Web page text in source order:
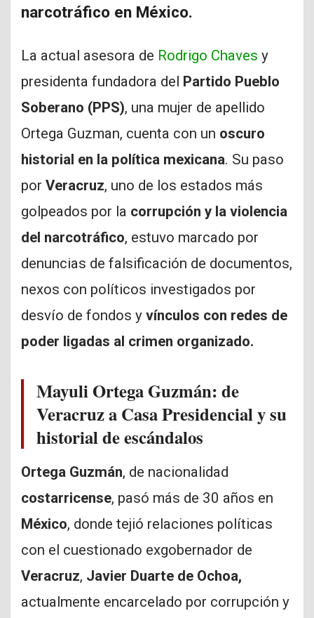
narcotráfico en México.
La actual asesora de Rodrigo Chaves y
presidenta fundadora del Partido Pueblo
Soberano (PPS), una mujer de apellido
Ortega Guzman, cuenta con un oscuro
historial en la política mexicana. Su paso
por Veracruz, uno de los estados más
golpeados por la corrupción y la violencia
del narcotráfico, estuvo marcado por
denuncias de falsificación de documentos,
nexos con políticos investigados por
desvío de fondos y vínculos con redes de
poder ligadas al crimen organizado.
Mayuli Ortega Guzmán: de
Veracruz a Casa Presidencial y su
historial de escándalos
Ortega Guzmán, de nacionalidad
costarricense, pasó más de 30 años en
México, donde tejió relaciones políticas
con el cuestionado exgobernador de
Veracruz, Javier Duarte de Ochoa,
actualmente encarcelado por corrupción y